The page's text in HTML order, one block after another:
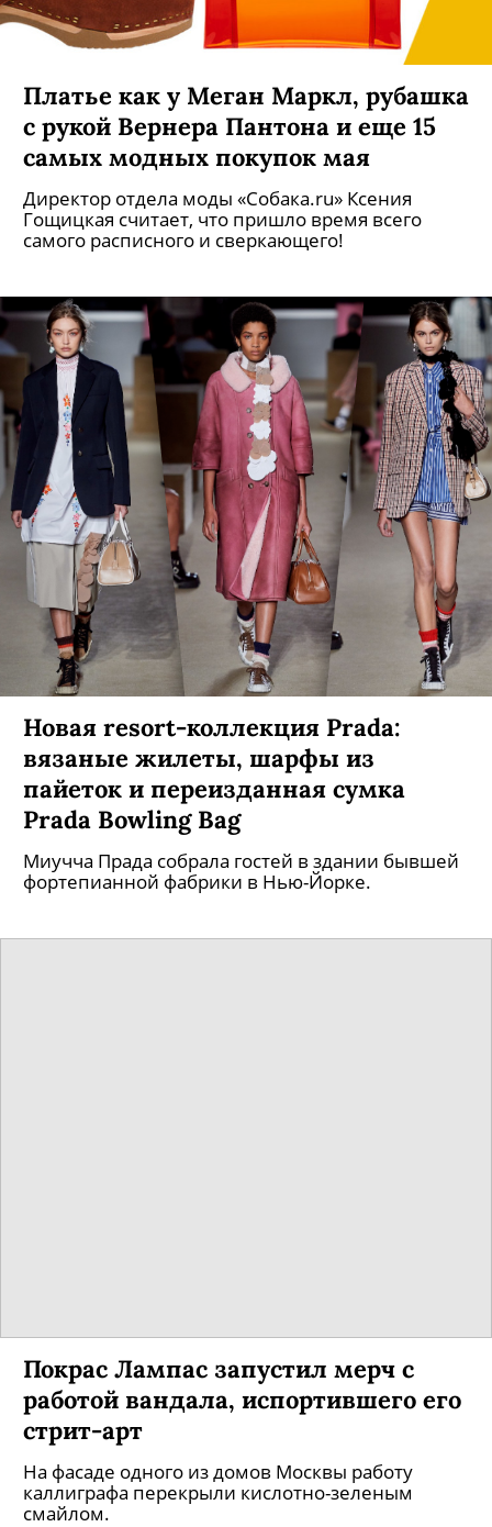
Платье как у Меган Маркл, рубашка
с рукой Вернера Пантона и еще 15
самых модных покупок мая
Директор отдела моды «Собака.ru» Ксения
Гощицкая считает, что пришло время всего
самого расписного и сверкающего!
Новая resort-коллекция Prada:
вязаные жилеты, шарфы из
пайеток и переизданная сумка
Prada Bowling Bag
Миучча Прада собрала гостей в здании бывшей
фортепианной фабрики в Нью-Йорке.
Покрас Лампас запустил мерч с
работой вандала, испортившего его
стрит-арт
На фасаде одного из домов Москвы работу
каллиграфа перекрыли кислотно-зеленым
смайлом.